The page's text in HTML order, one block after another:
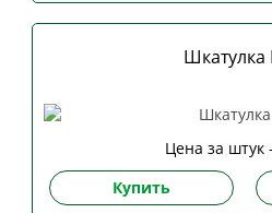
Цена за штук -
Купить